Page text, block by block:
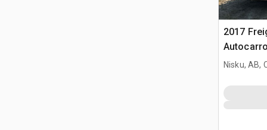
2017
Nisku, AB,